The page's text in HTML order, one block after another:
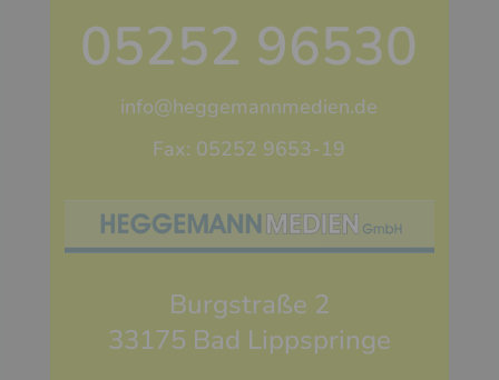
05252 96530
info@heggemannmedien.de
Fax: 05252 9653-19
Burgstraße 2
33175 Bad Lippspringe